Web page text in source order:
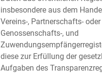
insbesondere aus dem
Vereins-, Partnerschafts- oder
Genossenschafts-, und
diese zur Erfüllung der
Aufgaben des